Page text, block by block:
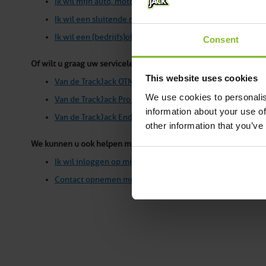
Consent
This website uses cookies
We use cookies to
information about your use
other information that
Ik wil een sluitende rittenregistratie, met keurmerk van
Ik wil een (bedrijfs)object volgen en kunnen traceren
Of wilt u graag uw servicelevel(s) verlengen:
Van de TrackJack OTM
Van de TrackJack Pro Fiscaal
Van de TrackJack Endurance
We kunnen u ook helpen met:
Ik wil inloggen op mijn persoonlijke TrackJack online
Contact opnemen met TrackJack